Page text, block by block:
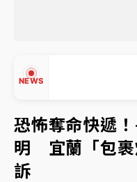
NEWS
中信慈善基金會想增加
駁 理由曝光
故宮《龍藏經》特展
周六起展出延長至晚上
台東農業處長涉圖利
押庭
▼
恐怖奪命快遞
明 宜蘭「包裹
訴